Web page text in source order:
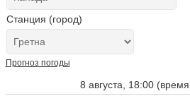
Станция (город)
Прогноз погоды
8 августа, 18:00